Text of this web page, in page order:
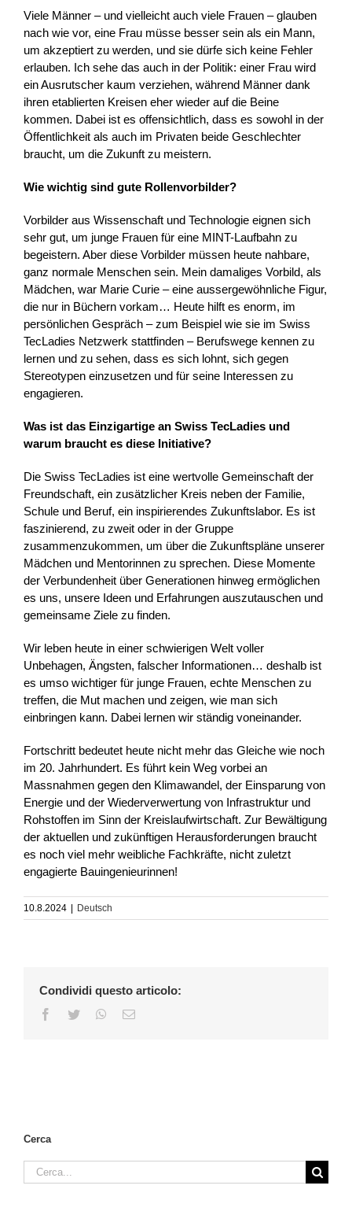
Viele Männer – und vielleicht auch viele Frauen – glauben
nach wie vor, eine Frau müsse besser sein als ein Mann,
um akzeptiert zu werden, und sie dürfe sich keine Fehler
erlauben. Ich sehe das auch in der Politik: einer Frau wird
ein Ausrutscher kaum verziehen, während Männer dank
ihren etablierten Kreisen eher wieder auf die Beine
kommen. Dabei ist es offensichtlich, dass es sowohl in der
Öffentlichkeit als auch im Privaten beide Geschlechter
braucht, um die Zukunft zu meistern.
Wie wichtig sind gute Rollenvorbilder?
Vorbilder aus Wissenschaft und Technologie eignen sich
sehr gut, um junge Frauen für eine MINT-Laufbahn zu
begeistern. Aber diese Vorbilder müssen heute nahbare,
ganz normale Menschen sein. Mein damaliges Vorbild, als
Mädchen, war Marie Curie – eine aussergewöhnliche Figur,
die nur in Büchern vorkam… Heute hilft es enorm, im
persönlichen Gespräch – zum Beispiel wie sie im Swiss
TecLadies Netzwerk stattfinden – Berufswege kennen zu
lernen und zu sehen, dass es sich lohnt, sich gegen
Stereotypen einzusetzen und für seine Interessen zu
engagieren.
Was ist das Einzigartige an Swiss TecLadies und
warum braucht es diese Initiative?
Die Swiss TecLadies ist eine wertvolle Gemeinschaft der
Freundschaft, ein zusätzlicher Kreis neben der Familie,
Schule und Beruf, ein inspirierendes Zukunftslabor. Es ist
faszinierend, zu zweit oder in der Gruppe
zusammenzukommen, um über die Zukunftspläne unserer
Mädchen und Mentorinnen zu sprechen. Diese Momente
der Verbundenheit über Generationen hinweg ermöglichen
es uns, unsere Ideen und Erfahrungen auszutauschen und
gemeinsame Ziele zu finden.
Wir leben heute in einer schwierigen Welt voller
Unbehagen, Ängsten, falscher Informationen… deshalb ist
es umso wichtiger für junge Frauen, echte Menschen zu
treffen, die Mut machen und zeigen, wie man sich
einbringen kann. Dabei lernen wir ständig voneinander.
Fortschritt bedeutet heute nicht mehr das Gleiche wie noch
im 20. Jahrhundert. Es führt kein Weg vorbei an
Massnahmen gegen den Klimawandel, der Einsparung von
Energie und der Wiederverwertung von Infrastruktur und
Rohstoffen im Sinn der Kreislaufwirtschaft. Zur Bewältigung
der aktuellen und zukünftigen Herausforderungen braucht
es noch viel mehr weibliche Fachkräfte, nicht zuletzt
engagierte Bauingenieurinnen!
10.8.2024 Deutsch
Condividi questo articolo:
Facebook
Twitter WhatsApp
Email
Cerca
Cerca
per: